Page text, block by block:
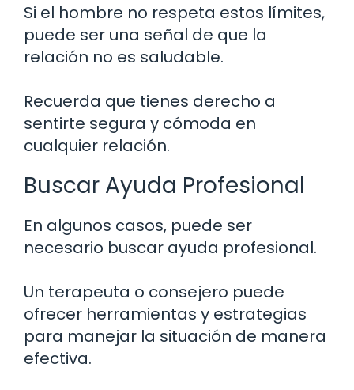
Si el hombre no respeta estos límites,
puede ser una señal de que la
relación no es saludable.
Recuerda que tienes derecho a
sentirte segura y cómoda en
cualquier relación.
Buscar Ayuda Profesional
En algunos casos, puede ser
necesario buscar ayuda profesional.
Un terapeuta o consejero puede
ofrecer herramientas y estrategias
para manejar la situación de manera
efectiva.